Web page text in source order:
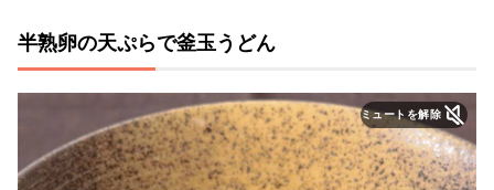
半熟卵の天ぷらで釜玉うどん
ミュートを解除